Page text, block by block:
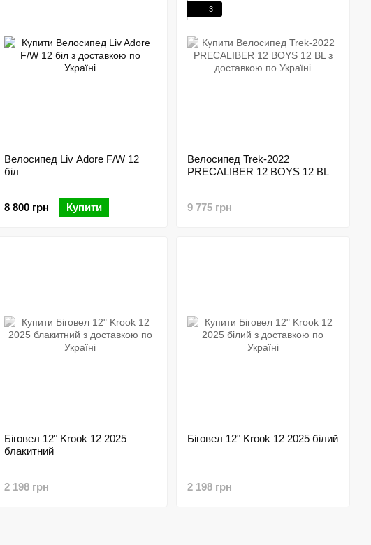
Велосипед Liv Adore F/W 12
біл
8 800 грн Купити
3
Велосипед Trek-2022
PRECALIBER 12 BOYS 12 BL
9 775 грн
Біговел 12" Krook 12 2025
блакитний
2 198 грн
Біговел 12" Krook 12 2025 білий
2 198 грн